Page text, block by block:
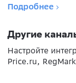
Подробнее
Другие
Настройте
Price.ru,